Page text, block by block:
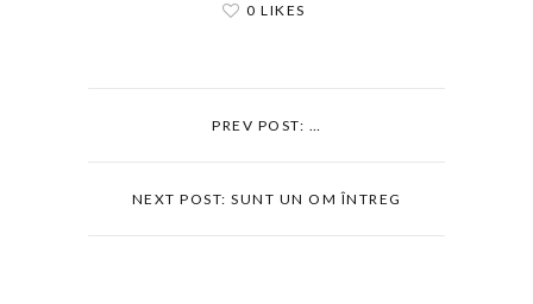
0 LIKES
PREV POST: …
NEXT POST: SUNT UN OM ÎNTREG